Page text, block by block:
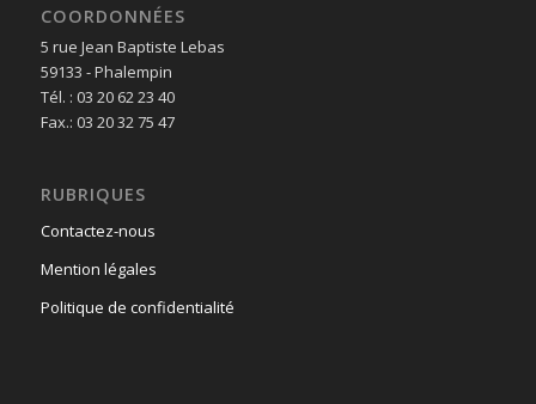
COORDONNÉES
5 rue Jean Baptiste Lebas
59133 - Phalempin
Tél. : 03 20 62 23 40
Fax.: 03 20 32 75 47
RUBRIQUES
Contactez-nous
Mention légales
Politique de confidentialité